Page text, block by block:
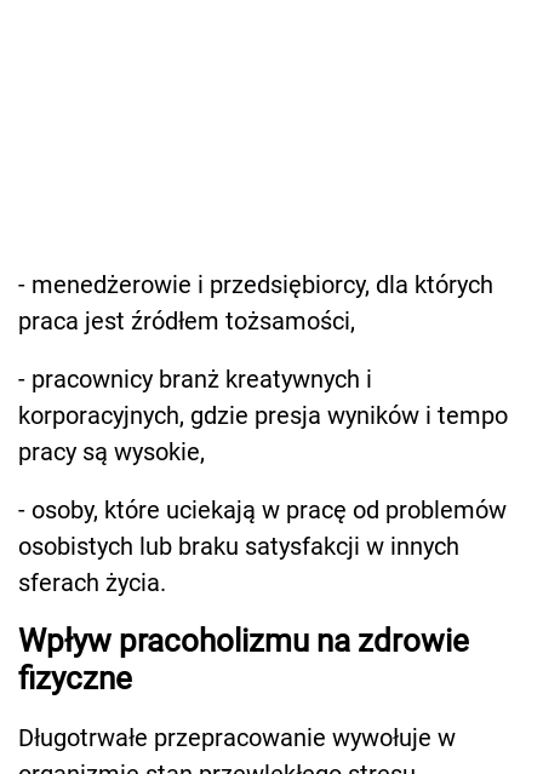
- menedżerowie i przedsiębiorcy, dla których
praca jest źródłem tożsamości,
- pracownicy branż kreatywnych i
korporacyjnych, gdzie presja wyników i tempo
pracy są wysokie,
- osoby, które uciekają w pracę od problemów
osobistych lub braku satysfakcji w innych
sferach życia.
Wpływ pracoholizmu na zdrowie
fizyczne
Długotrwałe przepracowanie wywołuje w